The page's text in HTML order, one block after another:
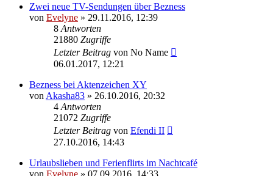
Zwei neue TV-Sendungen über Bezness
von Evelyne » 29.11.2016, 12:39
8 Antworten
21880 Zugriffe
Letzter Beitrag von No Name
06.01.2017, 12:21
Bezness bei Aktenzeichen XY
von Akasha83 » 26.10.2016, 20:32
4 Antworten
21072 Zugriffe
Letzter Beitrag von Efendi II
27.10.2016, 14:43
Urlaubslieben und Ferienflirts im Nachtcafé
von Evelyne » 07.09.2016, 14:33